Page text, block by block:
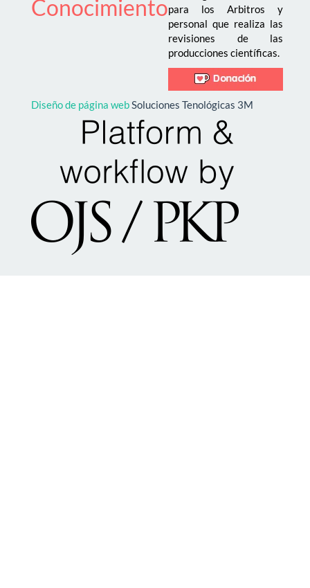
Conocimientopara los Arbitros y
personal que realiza las
revisiones de las
producciones científicas.
Diseño de página webSoluciones Tenológicas 3M